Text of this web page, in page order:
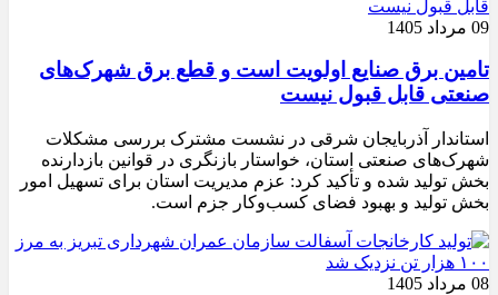
09 مرداد 1405
تامین برق صنایع اولویت است و قطع برق شهرک‌های
صنعتی قابل قبول نیست
استاندار آذربایجان شرقی در نشست مشترک بررسی مشکلات
شهرک‌های صنعتی استان، خواستار بازنگری در قوانین بازدارنده
بخش تولید شده و تأکید کرد: عزم مدیریت استان برای تسهیل امور
بخش تولید و بهبود فضای کسب‌وکار جزم است.
08 مرداد 1405